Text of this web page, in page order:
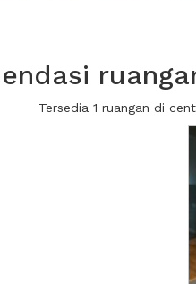
Tersedia 1 ruangan di